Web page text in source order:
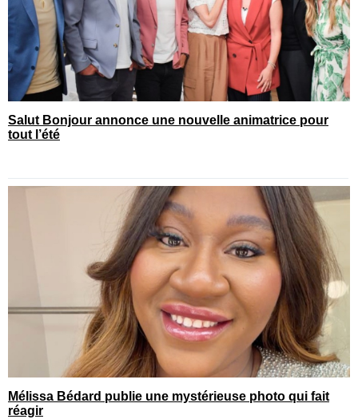
Salut Bonjour annonce une nouvelle animatrice pour
tout l’été
Mélissa Bédard publie une mystérieuse photo qui fait
réagir